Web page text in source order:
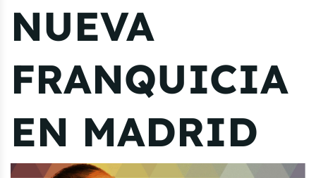
NUEVA
FRANQUICIA
EN MADRID